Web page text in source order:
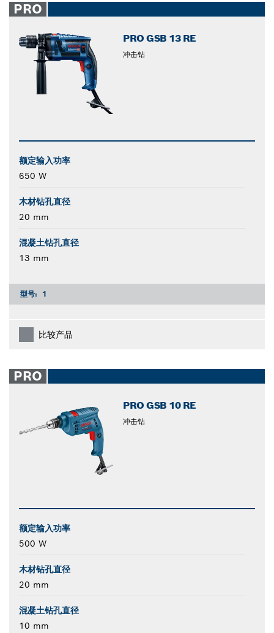
PRO
PRO GSB 13 RE
冲击钻
额定输入功率
650 W
木材钻孔直径
20 mm
混凝土钻孔直径
13 mm
型号: 1
比较产品
PRO
PRO GSB 10 RE
冲击钻
额定输入功率
500 W
木材钻孔直径
20 mm
混凝土钻孔直径
10 mm